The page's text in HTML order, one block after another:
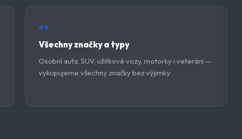
06
Všechny značky a typy
Osobní auta, SUV, užitkové vozy, motorky i veteráni —
vykupujeme všechny značky bez výjimky.